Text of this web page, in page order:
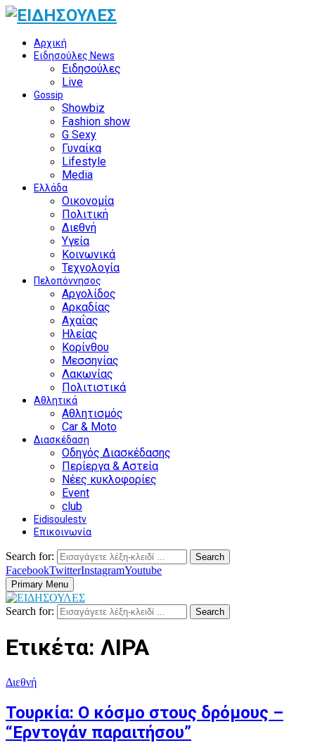
Αρχική
Ειδησούλες News
Ειδησούλες
Live
Gossip
Showbiz
Fashion show
G Sexy
Γυναίκα
Lifestyle
Media
Ελλάδα
Οικονομία
Πολιτική
Διεθνή
Υγεία
Κοινωνικά
Τεχνολογία
Πελοπόννησος
Αργολίδος
Αρκαδίας
Αχαΐας
Ηλείας
Κορίνθου
Μεσσηνίας
Λακωνίας
Πολιτιστικά
Αθλητικά
Αθλητισμός
Car & Moto
Διασκέδαση
Οδηγός Διασκέδασης
Περίεργα & Αστεία
Νέες κυκλοφορίες
Event
club
Eidisoulestv
Επικοινωνία
Search for: Search
FacebookTwitterInstagramYoutube
Primary Menu
Search for: Search
Ετικέτα: ΛΙΡΑ
Διεθνή
Τουρκία: Ο κόσμο στους δρόμους –
“Ερντογάν παραιτήσου”